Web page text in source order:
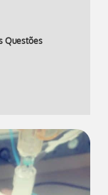
Questões